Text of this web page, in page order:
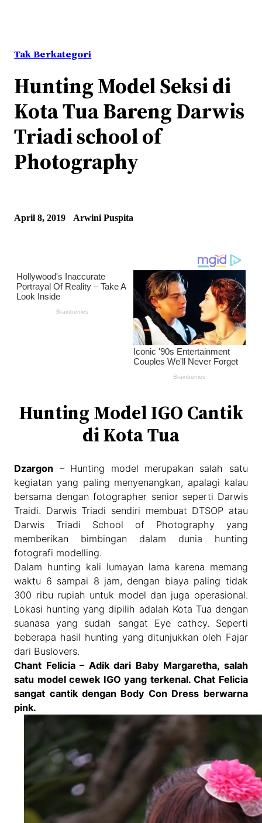
Tak Berkategori
Hunting Model Seksi di
Kota Tua Bareng Darwis
Triadi school of
Photography
April 8, 2019 Arwini Puspita
Hunting Model IGO Cantik
di Kota Tua
Dzargon – Hunting model merupakan salah satu
kegiatan yang paling menyenangkan, apalagi kalau
bersama dengan fotographer senior seperti Darwis
Traidi. Darwis Triadi sendiri membuat DTSOP atau
Darwis Triadi School of Photography yang
memberikan bimbingan dalam dunia hunting
fotografi modelling.
Dalam hunting kali lumayan lama karena memang
waktu 6 sampai 8 jam, dengan biaya paling tidak
300 ribu rupiah untuk model dan juga operasional.
Lokasi hunting yang dipilih adalah Kota Tua dengan
suanasa yang sudah sangat Eye cathcy. Seperti
beberapa hasil hunting yang ditunjukkan oleh Fajar
dari Buslovers.
Chant Felicia – Adik dari Baby Margaretha, salah
satu model cewek IGO yang terkenal. Chat Felicia
sangat cantik dengan Body Con Dress berwarna
pink.